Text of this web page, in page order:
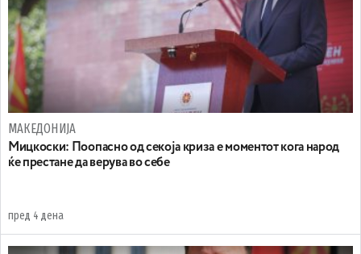
МАКЕДОНИЈА
Мицкоски: Поопасно од секоја криза е моментот кога народ
ќе престане да верува во себе
пред 4 дена